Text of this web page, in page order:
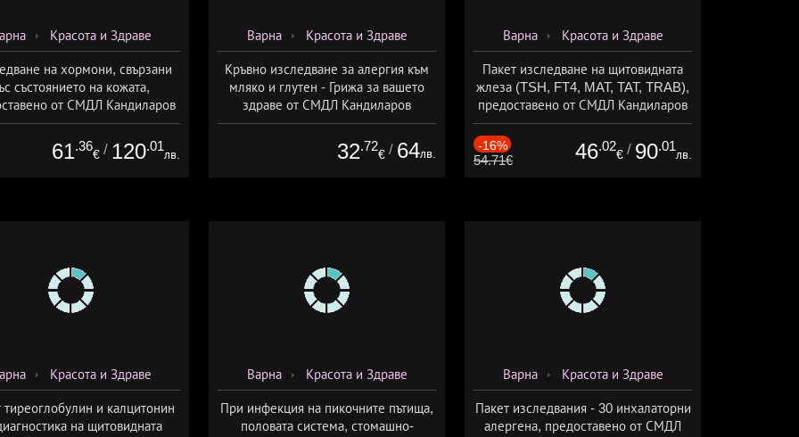
Красота и Здраве
на хормони, свързани
състоянието на кожата,
от СМДЛ Кандиларов
61.36
€ / 120.01
лв.
Варна Красота и Здраве
Кръвно изследване за алергия към
мляко и глутен - Грижа за вашето
здраве от СМДЛ Кандиларов
32.72
€ / 64лв.
Варна Красота и Здраве
Пакет изследване на щитовидната
жлеза (TSH, FT4, MAT, TAT, TRAB),
предоставено от СМДЛ Кандиларов
-16%
54.71€ 46.02
€ / 90.01
лв.
Красота и Здраве
тиреоглобулин и калцитонин
на щитовидната
Варна Красота и Здраве
При инфекция на пикочните пътища,
половата система, стомашно-
Варна Красота и Здраве
Пакет изследвания - 30 инхалаторни
алергена, предоставено от СМДЛ